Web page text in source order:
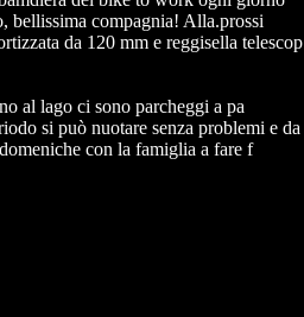
bellissima compagnia! Alla.prossi
da 120 mm e reggisella telescop
al lago ci sono parcheggi a pa
si può nuotare senza problemi e da
con la famiglia a fare f